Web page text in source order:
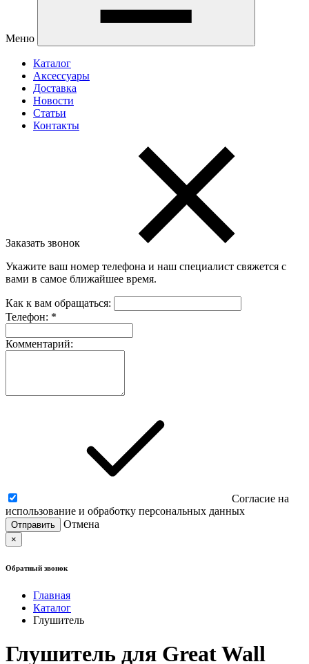
Меню
Каталог
Аксессуары
Доставка
Новости
Статьи
Контакты
Заказать звонок
Укажите ваш номер телефона и наш специалист свяжется с
вами в самое ближайшее время.
Как к вам обращаться:
Телефон: *
Комментарий:
Согласие на
использование и обработку персональных данных
Отмена
×
Обратный звонок
Главная
Каталог
Глушитель
Глушитель для Great Wall